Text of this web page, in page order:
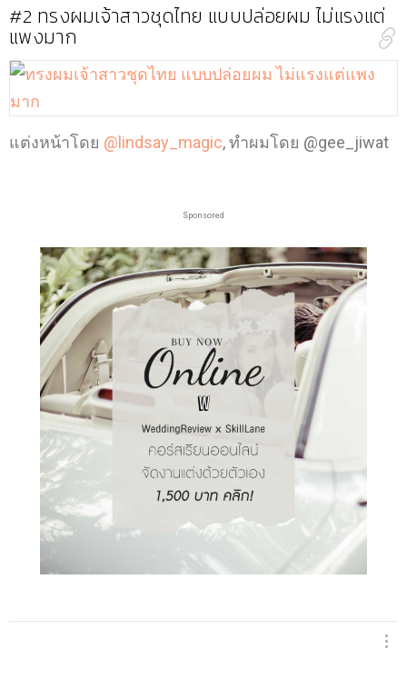
#2 ทรงผมเจ้าสาวชุดไทย แบบปล่อยผม ไม่แรงแต่
แพงมาก
แต่งหน้าโดย @lindsay_magic, ทำผมโดย @gee_jiwat
Sponsored